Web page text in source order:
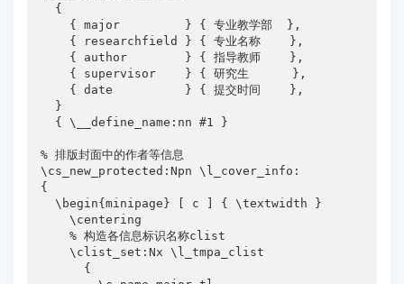
% 排版封面中的作者等信息
\cs_new_protected:Npn \l_cover_info:
{
  \begin{minipage} [ c ] { \textwidth }
    \centering
    % 构造各信息标识名称clist
    \clist_set:Nx \l_tmpa_clist